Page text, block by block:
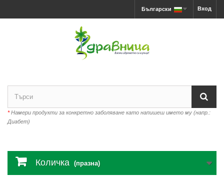
Вход
Български
*Намери продукти за конкретно заболяване като напишеш името му (напр.:
Диабет)
Количка (празна)